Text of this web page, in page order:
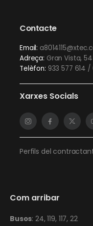
Contacte
Email:
Adreça: Gran Vista,
Telèfon: 933 577 614
Xarxes Socials
Perfils del
Com arribar
Busos: 24, 119, 117, 22